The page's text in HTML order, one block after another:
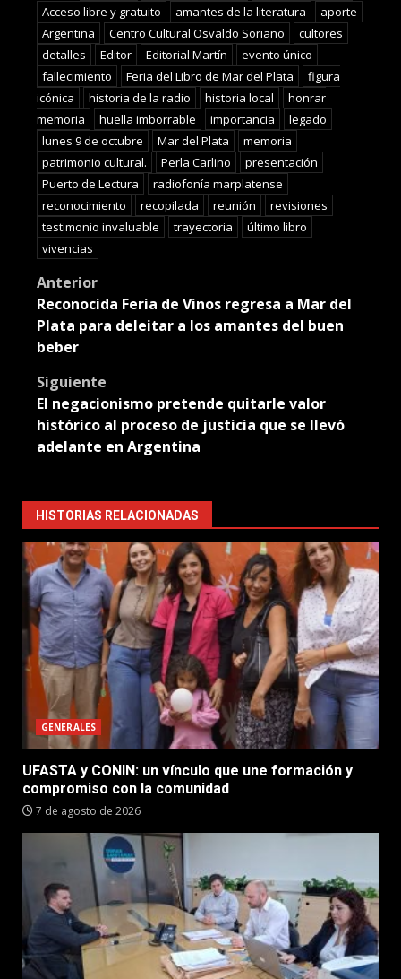
Acceso libre y gratuito
amantes de la literatura
aporte
Argentina
Centro Cultural Osvaldo Soriano
cultores
detalles
Editor Editorial Martín
evento único
fallecimiento
Feria del Libro de Mar del Plata
figura
icónica
historia de la radio historia local
honrar
memoria
huella imborrable importancia
legado
lunes 9 de octubre
Mar del Plata
memoria
patrimonio cultural.
Perla Carlino
presentación
Puerto de Lectura
radiofonía marplatense
reconocimiento
recopilada reunión
revisiones
testimonio invaluable
trayectoria
último libro
vivencias
Post
navigation
Anterior
Reconocida Feria de Vinos regresa a Mar del
Plata para deleitar a los amantes del buen
beber
Siguiente
El negacionismo pretende quitarle valor
histórico al proceso de justicia que se llevó
adelante en Argentina
HISTORIAS RELACIONADAS
GENERALES
UFASTA y CONIN: un vínculo que une formación y
compromiso con la comunidad
7 de agosto de 2026